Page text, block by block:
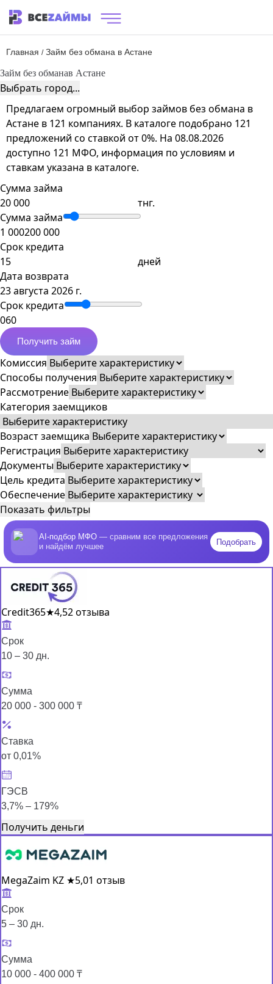
Главная / Займ без обмана в Астане
Займ без обманав Астане
Выбрать город...
Предлагаем огромный выбор займов без обмана в
Астане в 121 компаниях. В каталоге подобрано 121
предложений со ставкой от 0%. На 08.08.2026
доступно 121 МФО, информация по условиям и
ставкам указана в каталоге.
Сумма займа
тнг.
Сумма займа
1 000200 000
Срок кредита
дней
Дата возврата
23 августа 2026 г.
Срок кредита
060
Получить займ
Комиссия
Способы получения
Рассмотрение
Категория заемщиков
Возраст заемщика
Регистрация
Документы
Цель кредита
Обеспечение
Показать фильтры
AI-подбор МФО — сравним все предложения
и найдём лучшее
Подобрать
Credit365★4,52 отзыва
Срок
10 – 30 дн.
Сумма
20 000 - 300 000 ₸
Ставка
от 0,01%
ГЭСВ
3,7% – 179%
Получить деньги
MegaZaim KZ ★5,01 отзыв
Срок
5 – 30 дн.
Сумма
10 000 - 400 000 ₸